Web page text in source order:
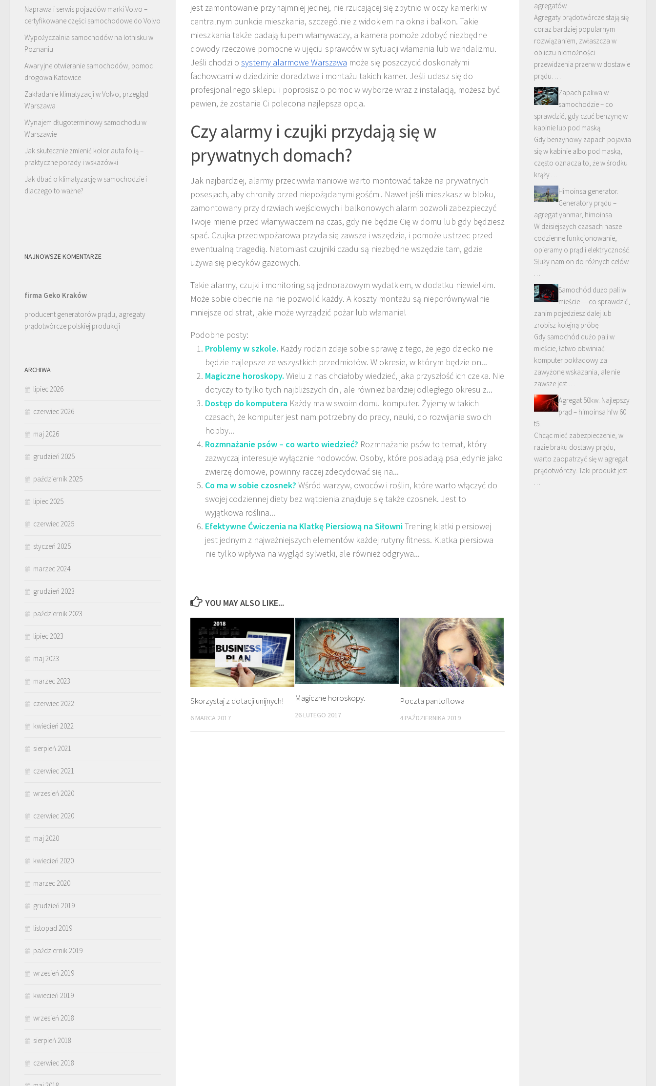
jest zamontowanie przynajmniej jednej, nie rzucającej się zbytnio w oczy kamerki w
centralnym punkcie mieszkania, szczególnie z widokiem na okna i balkon. Takie
mieszkania także padają łupem włamywaczy, a kamera pomoże zdobyć niezbędne
dowody rzeczowe pomocne w ujęciu sprawców w sytuacji włamania lub wandalizmu.
Jeśli chodzi o systemy alarmowe Warszawa może się poszczycić doskonałymi
fachowcami w dziedzinie doradztwa i montażu takich kamer. Jeśli udasz się do
profesjonalnego sklepu i poprosisz o pomoc w wyborze wraz z instalacją, możesz być
pewien, że zostanie Ci polecona najlepsza opcja.
Czy alarmy i czujki przydają się w
prywatnych domach?
Jak najbardziej, alarmy przeciwwłamaniowe warto montować także na prywatnych
posesjach, aby chroniły przed niepożądanymi gośćmi. Nawet jeśli mieszkasz w bloku,
zamontowany przy drzwiach wejściowych i balkonowych alarm pozwoli zabezpieczyć
Twoje mienie przed włamywaczem na czas, gdy nie będzie Cię w domu lub gdy będziesz
spać. Czujka przeciwpożarowa przyda się zawsze i wszędzie, i pomoże ustrzec przed
ewentualną tragedią. Natomiast czujniki czadu są niezbędne wszędzie tam, gdzie
używa się piecyków gazowych.
Takie alarmy, czujki i monitoring są jednorazowym wydatkiem, w dodatku niewielkim.
Może sobie obecnie na nie pozwolić każdy. A koszty montażu są nieporównywalnie
mniejsze od strat, jakie może wyrządzić pożar lub włamanie!
Podobne posty:
Problemy w szkole. Każdy rodzin zdaje sobie sprawę z tego, że jego dziecko nie
będzie najlepsze ze wszystkich przedmiotów. W okresie, w którym będzie on...
Magiczne horoskopy. Wielu z nas chciałoby wiedzieć, jaka przyszłość ich czeka. Nie
dotyczy to tylko tych najbliższych dni, ale również bardziej odległego okresu z...
Dostęp do komputera Każdy ma w swoim domu komputer. Żyjemy w takich
czasach, że komputer jest nam potrzebny do pracy, nauki, do rozwijania swoich
hobby...
Rozmnażanie psów – co warto wiedzieć? Rozmnażanie psów to temat, który
zazwyczaj interesuje wyłącznie hodowców. Osoby, które posiadają psa jedynie jako
zwierzę domowe, powinny raczej zdecydować się na...
Co ma w sobie czosnek? Wśród warzyw, owoców i roślin, które warto włączyć do
swojej codziennej diety bez wątpienia znajduje się także czosnek. Jest to
wyjątkowa roślina...
Efektywne Ćwiczenia na Klatkę Piersiową na SiłowniTrening klatki piersiowej
jest jednym z najważniejszych elementów każdej rutyny fitness. Klatka piersiowa
nie tylko wpływa na wygląd sylwetki, ale również odgrywa...
YOU MAY ALSO LIKE...
Skorzystaj z dotacji unijnych!
6 MARCA 2017
Magiczne horoskopy.
26 LUTEGO 2017
Poczta pantoflowa
4 PAŹDZIERNIKA 2019
Naprawa i serwis pojazdów marki Volvo –
certyfikowane części samochodowe do Volvo
Wypożyczalnia samochodów na lotnisku w
Poznaniu
Awaryjne otwieranie samochodów, pomoc
drogowa Katowice
Zakładanie klimatyzacji w Volvo, przegląd
Warszawa
Wynajem długoterminowy samochodu w
Warszawie
Jak skutecznie zmienić kolor auta folią –
praktyczne porady i wskazówki
Jak dbać o klimatyzację w samochodzie i
dlaczego to ważne?
NAJNOWSZE KOMENTARZE
firma Geko Kraków
producent generatorów prądu, agregaty
prądotwórcze polskiej produkcji
ARCHIWA
lipiec 2026
czerwiec 2026
maj 2026
grudzień 2025
październik 2025
lipiec 2025
czerwiec 2025
styczeń 2025
marzec 2024
grudzień 2023
październik 2023
lipiec 2023
maj 2023
marzec 2023
czerwiec 2022
kwiecień 2022
sierpień 2021
czerwiec 2021
wrzesień 2020
czerwiec 2020
maj 2020
kwiecień 2020
marzec 2020
grudzień 2019
listopad 2019
październik 2019
wrzesień 2019
kwiecień 2019
wrzesień 2018
sierpień 2018
czerwiec 2018
agregatów
Agregaty prądotwórcze stają się
coraz bardziej popularnym
rozwiązaniem, zwłaszcza w
obliczu niemożności
przewidzenia przerw w dostawie
prądu. …
Zapach paliwa w
samochodzie – co
sprawdzić, gdy czuć benzynę w
kabinie lub pod maską
Gdy benzynowy zapach pojawia
się w kabinie albo pod maską,
często oznacza to, że w środku
krąży …
Himoinsa generator.
Generatory prądu –
agregat yanmar, himoinsa
W dzisiejszych czasach nasze
codzienne funkcjonowanie,
opieramy o prąd i elektryczność.
Służy nam on do różnych celów
…
Samochód dużo pali w
mieście — co sprawdzić,
zanim pojedziesz dalej lub
zrobisz kolejną próbę
Gdy samochód dużo pali w
mieście, łatwo obwiniać
komputer pokładowy za
zawyżone wskazania, ale nie
zawsze jest …
Agregat 50kw. Najlepszy
prąd – himoinsa hfw 60
t5.
Chcąc mieć zabezpieczenie, w
razie braku dostawy prądu,
warto zaopatrzyć się w agregat
prądotwórczy. Taki produkt jest
…